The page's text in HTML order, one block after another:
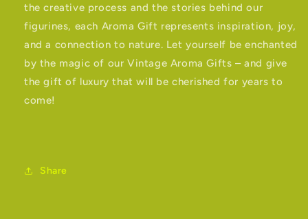
the creative process and the stories behind our
figurines, each Aroma Gift represents inspiration, joy,
and a connection to nature. Let yourself be enchanted
by the magic of our Vintage Aroma Gifts – and give
the gift of luxury that will be cherished for years to
come!
Share